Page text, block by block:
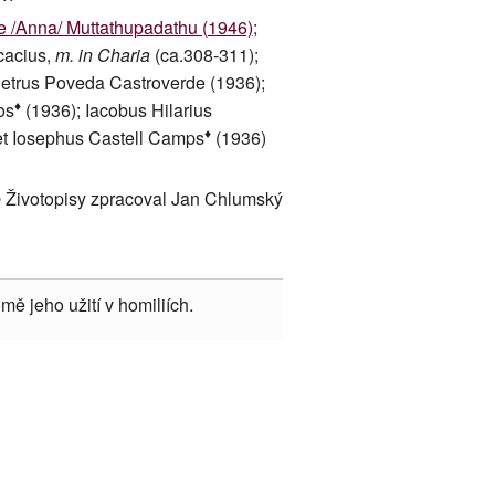
Anna/ Muttathupadathu (1946);
m. in Charia(ca.308-311);
Poveda Castroverde (1936);
♦(1936); Iacobus Hilarius
Iosephus Castell Camps♦(1936)
zpracoval Jan Chlumský
jeho užití v homiliích.